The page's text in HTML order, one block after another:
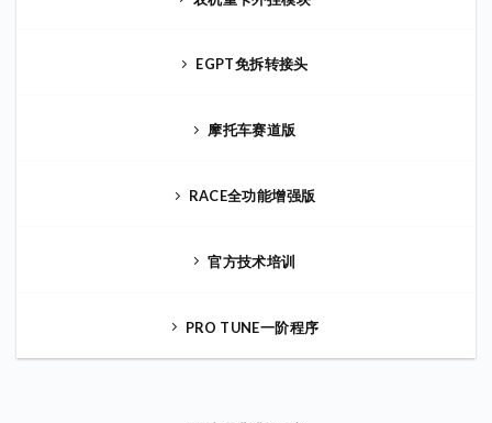
EGPT免拆转接头
摩托车赛道版
RACE全功能增强版
官方技术培训
PRO TUNE一阶程序